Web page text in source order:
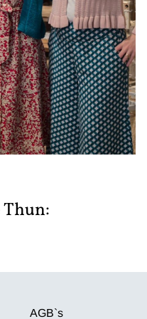
Thun:
AGB`s